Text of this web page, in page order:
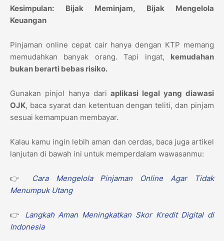
Kesimpulan: Bijak Meminjam, Bijak Mengelola
Keuangan
Pinjaman online cepat cair hanya dengan KTP memang
memudahkan banyak orang. Tapi ingat, kemudahan
bukan berarti bebas risiko.
Gunakan pinjol hanya dariaplikasi legal yang diawasi
OJK, baca syarat dan ketentuan dengan teliti, dan pinjam
sesuai kemampuan membayar.
Kalau kamu ingin lebih aman dan cerdas, baca juga artikel
lanjutan di bawah ini untuk memperdalam wawasanmu:
👉
Cara Mengelola Pinjaman Online Agar Tidak
Menumpuk Utang
👉 Langkah Aman Meningkatkan Skor Kredit Digital di
Indonesia